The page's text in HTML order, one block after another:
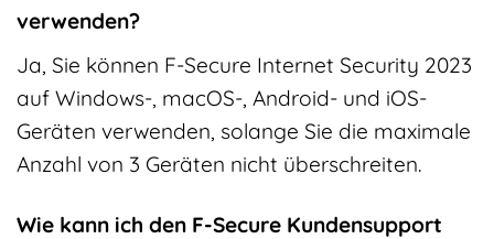
verwenden?
Ja, Sie können F-Secure Internet Security 2023
auf Windows-, macOS-, Android- und iOS-
Geräten verwenden, solange Sie die maximale
Anzahl von 3 Geräten nicht überschreiten.
Wie kann ich den F-Secure Kundensupport